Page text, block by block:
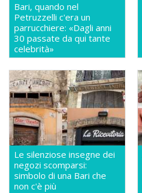
Bari, quando nel
Petruzzelli c'era un
parrucchiere: «Dagli anni
30 passate da qui tante
celebrità»
Le silenziose insegne dei
negozi scomparsi:
simbolo di una Bari che
non c'è più